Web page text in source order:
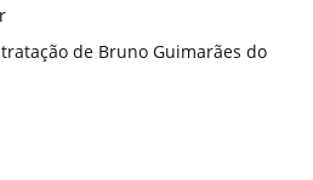
de Bruno Guimarães do